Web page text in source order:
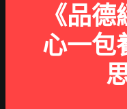
《品
心一包